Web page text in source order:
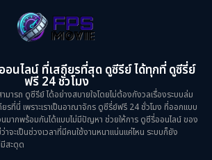
อนไลน์ ที่เสถียรที่สุด ดูซีรีย์ ได้ทุกที่ ดูซีรี่ย์
ฟรี 24 ชั่วโมง
ารถ ดูซีรีย์ ได้อย่างสบายใจโดยไม่ต้องกังวลเรื่องระบบล่ม
ที่นี่ เพราะเราเป็นอาณาจักร ดูซีรี่ย์ฟรี 24 ชั่วโมง ที่ออกแบบ
นมากพร้อมกันได้แบบไม่มีปัญหา ช่วยให้การ ดูซีรี่ออนไลน์ ของ
จะเป็นช่วงเวลาที่มีคนใช้งานหนาแน่นแค่ไหน ระบบก็ยัง
สะดุด